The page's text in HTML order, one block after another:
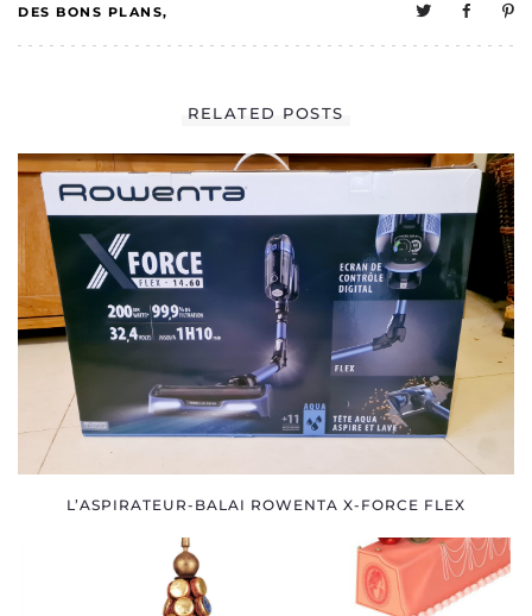
DES BONS PLANS
SOCIALE
RELATED POSTS
L’ASPIRATEUR-BALAI ROWENTA X-FORCE FLEX